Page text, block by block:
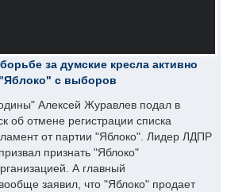
за думские кресла активно
с выборов
Алексей Журавлев подал в
об отмене регистрации списка
от партии "Яблоко". Лидер ЛДПР
признать "Яблоко"
А главный
заявил, что "Яблоко" продает